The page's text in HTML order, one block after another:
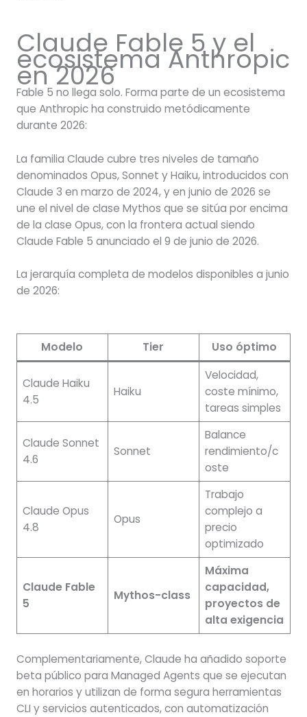
Claude Fable 5 y el
ecosistema Anthropic
en 2026
Fable 5 no llega solo. Forma parte de un ecosistema
que Anthropic ha construido metódicamente
durante 2026:
La familia Claude cubre tres niveles de tamaño
denominados Opus, Sonnet y Haiku, introducidos con
Claude 3 en marzo de 2024, y en junio de 2026 se
une el nivel de clase Mythos que se sitúa por encima
de la clase Opus, con la frontera actual siendo
Claude Fable 5 anunciado el 9 de junio de 2026.
La jerarquía completa de modelos disponibles a junio
de 2026:
Modelo Tier Uso óptimo
Claude Haiku
4.5
Haiku
Velocidad,
coste mínimo,
tareas simples
Claude Sonnet
4.6
Sonnet
Balance
rendimiento/c
oste
Claude Opus
4.8
Opus
Trabajo
complejo a
precio
optimizado
Claude Fable
5
Mythos-class
Máxima
capacidad,
proyectos de
alta exigencia
Complementariamente, Claude ha añadido soporte
beta público para Managed Agents que se ejecutan
en horarios y utilizan de forma segura herramientas
CLI y servicios autenticados, con automatización